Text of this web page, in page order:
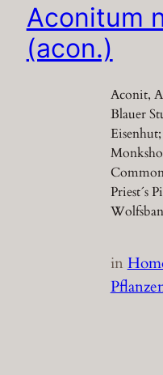
Aconitum
(acon.)
Aconit,
Blauer
Eisenhut;
Priest´s
in